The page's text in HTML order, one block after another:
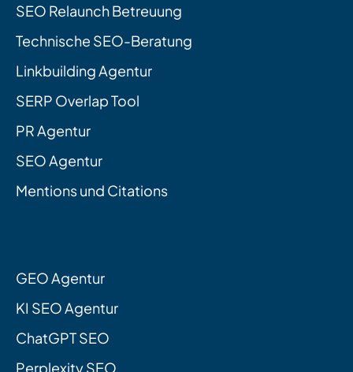
SEO Relaunch Betreuung
Technische SEO-Beratung
Linkbuilding Agentur
SERP Overlap Tool
PR Agentur
SEO Agentur
Mentions und Citations
GEO Agentur
KI SEO Agentur
ChatGPT SEO
Perplexity SEO